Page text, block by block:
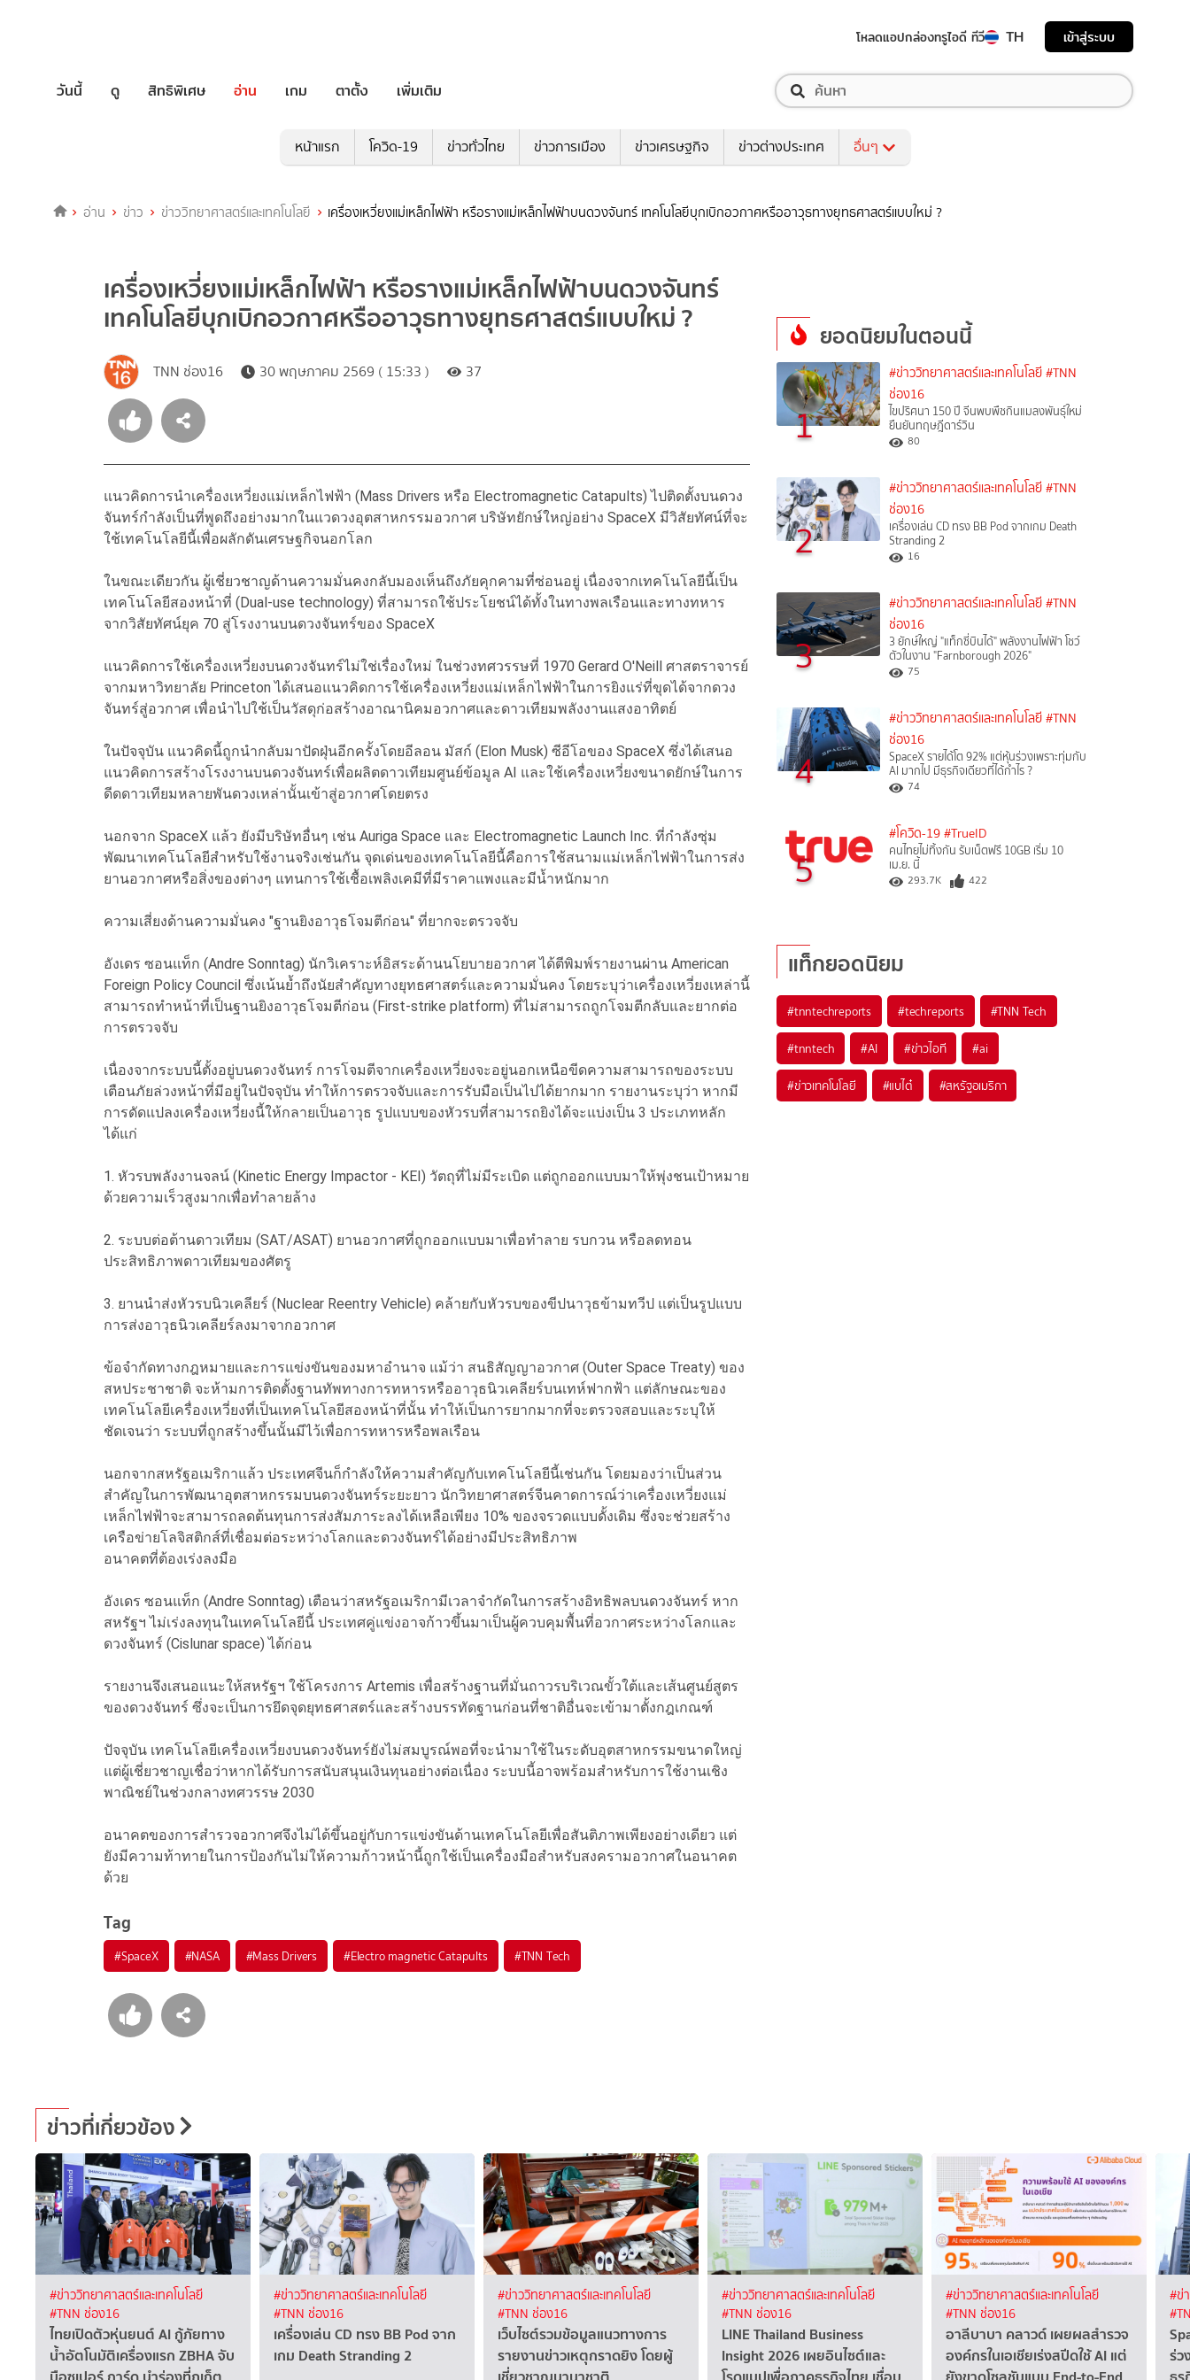
โหลดแอปกล่องทรูไอดี ทีวี TH เข้าสู่ระบบ
วันนี้ ดู สิทธิพิเศษ อ่าน เกม ตาตั้ง เพิ่มเติม
หน้าแรก โควิด-19 ข่าวทั่วไทย ข่าวการเมือง ข่าวเศรษฐกิจ ข่าวต่างประเทศ อื่นๆ
อ่าน ข่าว ข่าววิทยาศาสตร์และเทคโนโลยี เครื่องเหวี่ยงแม่เหล็กไฟฟ้า หรือรางแม่เหล็กไฟฟ้าบนดวงจันทร์ เทคโนโลยีบุกเบิกอวกาศหรืออาวุธทางยุทธศาสตร์แบบใหม่ ?
เครื่องเหวี่ยงแม่เหล็กไฟฟ้า หรือรางแม่เหล็กไฟฟ้าบนดวงจันทร์
เทคโนโลยีบุกเบิกอวกาศหรืออาวุธทางยุทธศาสตร์แบบใหม่ ?
TNN ช่อง16 30 พฤษภาคม 2569 ( 15:33 ) 37
แนวคิดการนำเครื่องเหวี่ยงแม่เหล็กไฟฟ้า (Mass Drivers หรือ Electromagnetic Catapults) ไปติดตั้งบนดวง
จันทร์กำลังเป็นที่พูดถึงอย่างมากในแวดวงอุตสาหกรรมอวกาศ บริษัทยักษ์ใหญ่อย่าง SpaceX มีวิสัยทัศน์ที่จะ
ใช้เทคโนโลยีนี้เพื่อผลักดันเศรษฐกิจนอกโลก
ในขณะเดียวกัน ผู้เชี่ยวชาญด้านความมั่นคงกลับมองเห็นถึงภัยคุกคามที่ซ่อนอยู่ เนื่องจากเทคโนโลยีนี้เป็น
เทคโนโลยีสองหน้าที่ (Dual-use technology) ที่สามารถใช้ประโยชน์ได้ทั้งในทางพลเรือนและทางทหาร
จากวิสัยทัศน์ยุค 70 สู่โรงงานบนดวงจันทร์ของ SpaceX
แนวคิดการใช้เครื่องเหวี่ยงบนดวงจันทร์ไม่ใช่เรื่องใหม่ ในช่วงทศวรรษที่ 1970 Gerard O'Neill ศาสตราจารย์
จากมหาวิทยาลัย Princeton ได้เสนอแนวคิดการใช้เครื่องเหวี่ยงแม่เหล็กไฟฟ้าในการยิงแร่ที่ขุดได้จากดวง
จันทร์สู่อวกาศ เพื่อนำไปใช้เป็นวัสดุก่อสร้างอาณานิคมอวกาศและดาวเทียมพลังงานแสงอาทิตย์
ในปัจจุบัน แนวคิดนี้ถูกนำกลับมาปัดฝุ่นอีกครั้งโดยอีลอน มัสก์ (Elon Musk) ซีอีโอของ SpaceX ซึ่งได้เสนอ
แนวคิดการสร้างโรงงานบนดวงจันทร์เพื่อผลิตดาวเทียมศูนย์ข้อมูล AI และใช้เครื่องเหวี่ยงขนาดยักษ์ในการ
ดีดดาวเทียมหลายพันดวงเหล่านั้นเข้าสู่อวกาศโดยตรง
นอกจาก SpaceX แล้ว ยังมีบริษัทอื่นๆ เช่น Auriga Space และ Electromagnetic Launch Inc. ที่กำลังซุ่ม
พัฒนาเทคโนโลยีสำหรับใช้งานจริงเช่นกัน จุดเด่นของเทคโนโลยีนี้คือการใช้สนามแม่เหล็กไฟฟ้าในการส่ง
ยานอวกาศหรือสิ่งของต่างๆ แทนการใช้เชื้อเพลิงเคมีที่มีราคาแพงและมีน้ำหนักมาก
ความเสี่ยงด้านความมั่นคง "ฐานยิงอาวุธโจมตีก่อน" ที่ยากจะตรวจจับ
อังเดร ซอนแท็ก (Andre Sonntag) นักวิเคราะห์อิสระด้านนโยบายอวกาศ ได้ตีพิมพ์รายงานผ่าน American
Foreign Policy Council ซึ่งเน้นย้ำถึงนัยสำคัญทางยุทธศาสตร์และความมั่นคง โดยระบุว่าเครื่องเหวี่ยงเหล่านี้
สามารถทำหน้าที่เป็นฐานยิงอาวุธโจมตีก่อน (First-strike platform) ที่ไม่สามารถถูกโจมตีกลับและยากต่อ
การตรวจจับ
เนื่องจากระบบนี้ตั้งอยู่บนดวงจันทร์ การโจมตีจากเครื่องเหวี่ยงจะอยู่นอกเหนือขีดความสามารถของระบบ
เตือนภัยล่วงหน้าที่มีอยู่ในปัจจุบัน ทำให้การตรวจจับและการรับมือเป็นไปได้ยากมาก รายงานระบุว่า หากมี
การดัดแปลงเครื่องเหวี่ยงนี้ให้กลายเป็นอาวุธ รูปแบบของหัวรบที่สามารถยิงได้จะแบ่งเป็น 3 ประเภทหลัก
ได้แก่
1. หัวรบพลังงานจลน์ (Kinetic Energy Impactor - KEI) วัตถุที่ไม่มีระเบิด แต่ถูกออกแบบมาให้พุ่งชนเป้าหมาย
ด้วยความเร็วสูงมากเพื่อทำลายล้าง
2. ระบบต่อต้านดาวเทียม (SAT/ASAT) ยานอวกาศที่ถูกออกแบบมาเพื่อทำลาย รบกวน หรือลดทอน
ประสิทธิภาพดาวเทียมของศัตรู
3. ยานนำส่งหัวรบนิวเคลียร์ (Nuclear Reentry Vehicle) คล้ายกับหัวรบของขีปนาวุธข้ามทวีป แต่เป็นรูปแบบ
การส่งอาวุธนิวเคลียร์ลงมาจากอวกาศ
ข้อจำกัดทางกฎหมายและการแข่งขันของมหาอำนาจ แม้ว่า สนธิสัญญาอวกาศ (Outer Space Treaty) ของ
สหประชาชาติ จะห้ามการติดตั้งฐานทัพทางการทหารหรืออาวุธนิวเคลียร์บนเทห์ฟากฟ้า แต่ลักษณะของ
เทคโนโลยีเครื่องเหวี่ยงที่เป็นเทคโนโลยีสองหน้าที่นั้น ทำให้เป็นการยากมากที่จะตรวจสอบและระบุให้
ชัดเจนว่า ระบบที่ถูกสร้างขึ้นนั้นมีไว้เพื่อการทหารหรือพลเรือน
นอกจากสหรัฐอเมริกาแล้ว ประเทศจีนก็กำลังให้ความสำคัญกับเทคโนโลยีนี้เช่นกัน โดยมองว่าเป็นส่วน
สำคัญในการพัฒนาอุตสาหกรรมบนดวงจันทร์ระยะยาว นักวิทยาศาสตร์จีนคาดการณ์ว่าเครื่องเหวี่ยงแม่
เหล็กไฟฟ้าจะสามารถลดต้นทุนการส่งสัมภาระลงได้เหลือเพียง 10% ของจรวดแบบดั้งเดิม ซึ่งจะช่วยสร้าง
เครือข่ายโลจิสติกส์ที่เชื่อมต่อระหว่างโลกและดวงจันทร์ได้อย่างมีประสิทธิภาพ
อนาคตที่ต้องเร่งลงมือ
อังเดร ซอนแท็ก (Andre Sonntag) เตือนว่าสหรัฐอเมริกามีเวลาจำกัดในการสร้างอิทธิพลบนดวงจันทร์ หาก
สหรัฐฯ ไม่เร่งลงทุนในเทคโนโลยีนี้ ประเทศคู่แข่งอาจก้าวขึ้นมาเป็นผู้ควบคุมพื้นที่อวกาศระหว่างโลกและ
ดวงจันทร์ (Cislunar space) ได้ก่อน
รายงานจึงเสนอแนะให้สหรัฐฯ ใช้โครงการ Artemis เพื่อสร้างฐานที่มั่นถาวรบริเวณขั้วใต้และเส้นศูนย์สูตร
ของดวงจันทร์ ซึ่งจะเป็นการยึดจุดยุทธศาสตร์และสร้างบรรทัดฐานก่อนที่ชาติอื่นจะเข้ามาตั้งกฎเกณฑ์
ปัจจุบัน เทคโนโลยีเครื่องเหวี่ยงบนดวงจันทร์ยังไม่สมบูรณ์พอที่จะนำมาใช้ในระดับอุตสาหกรรมขนาดใหญ่
แต่ผู้เชี่ยวชาญเชื่อว่าหากได้รับการสนับสนุนเงินทุนอย่างต่อเนื่อง ระบบนี้อาจพร้อมสำหรับการใช้งานเชิง
พาณิชย์ในช่วงกลางทศวรรษ 2030
อนาคตของการสำรวจอวกาศจึงไม่ได้ขึ้นอยู่กับการแข่งขันด้านเทคโนโลยีเพื่อสันติภาพเพียงอย่างเดียว แต่
ยังมีความท้าทายในการป้องกันไม่ให้ความก้าวหน้านี้ถูกใช้เป็นเครื่องมือสำหรับสงครามอวกาศในอนาคต
ด้วย
Tag
#SpaceX #NASA #Mass Drivers #Electro magnetic Catapults #TNN Tech
ยอดนิยมในตอนนี้
1
#ข่าววิทยาศาสตร์และเทคโนโลยี #TNN
ช่อง16
ไขปริศนา 150 ปี จีนพบพืชกินแมลงพันธุ์ใหม่
ยืนยันทฤษฎีดาร์วิน
80
2
#ข่าววิทยาศาสตร์และเทคโนโลยี #TNN
ช่อง16
เครื่องเล่น CD ทรง BB Pod จากเกม Death
Stranding 2
16
3
#ข่าววิทยาศาสตร์และเทคโนโลยี #TNN
ช่อง16
3 ยักษ์ใหญ่ "แท็กซี่บินได้" พลังงานไฟฟ้า โชว์
ตัวในงาน "Farnborough 2026"
75
4
#ข่าววิทยาศาสตร์และเทคโนโลยี #TNN
ช่อง16
SpaceX รายได้โต 92% แต่หุ้นร่วงเพราะทุ่มกับ
AI มากไป มีธุรกิจเดียวที่ได้กำไร ?
74
5
#โควิด-19 #TrueID
คนไทยไม่ทิ้งกัน รับเน็ตฟรี 10GB เริ่ม 10
เม.ย. นี้
293.7K 422
แท็กยอดนิยม
#tnntechreports #techreports #TNN Tech
#tnntech #AI #ข่าวไอที #ai
#ข่าวเทคโนโลยี #แบไต๋ #สหรัฐอเมริกา
ข่าวที่เกี่ยวข้อง
#ข่าววิทยาศาสตร์และเทคโนโลยี
#TNN ช่อง16
ไทยเปิดตัวหุ่นยนต์ AI กู้ภัยทาง
น้ำอัตโนมัติเครื่องแรก ZBHA จับ
#ข่าววิทยาศาสตร์และเทคโนโลยี
#TNN ช่อง16
เครื่องเล่น CD ทรง BB Pod จาก
เกม Death Stranding 2
#ข่าววิทยาศาสตร์และเทคโนโลยี
#TNN ช่อง16
เว็บไซต์รวมข้อมูลแนวทางการ
รายงานข่าวเหตุกราดยิง โดยผู้
#ข่าววิทยาศาสตร์และเทคโนโลยี
#TNN ช่อง16
LINE Thailand Business
Insight 2026 เผยอินไซต์และ
#ข่าววิทยาศาสตร์และเทคโนโลยี
#TNN ช่อง16
อาลีบาบา คลาวด์ เผยผลสำรวจ
องค์กรในเอเชียเร่งสปีดใช้ AI แต่
#ข่
ร่ว